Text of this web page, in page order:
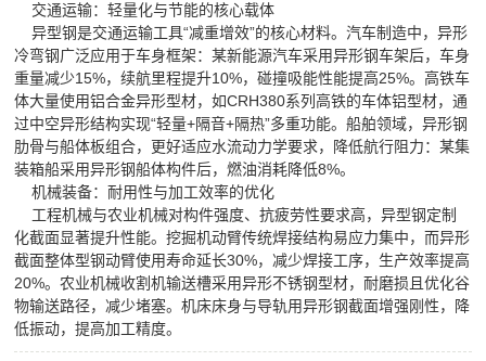
交通运输：轻量化与节能的核心载体
异型钢是交通运输工具“减重增效”的核心材料。汽车制造中，异形
冷弯钢广泛应用于车身框架：某新能源汽车采用异形钢车架后，车身
重量减少15%，续航里程提升10%，碰撞吸能性能提高25%。高铁车
体大量使用铝合金异形型材，如CRH380系列高铁的车体铝型材，通
过中空异形结构实现“轻量+隔音+隔热”多重功能。船舶领域，异形钢
肋骨与船体板组合，更好适应水流动力学要求，降低航行阻力：某集
装箱船采用异形钢船体构件后，燃油消耗降低8%。
机械装备：耐用性与加工效率的优化
工程机械与农业机械对构件强度、抗疲劳性要求高，异型钢定制
化截面显著提升性能。挖掘机动臂传统焊接结构易应力集中，而异形
截面整体型钢动臂使用寿命延长30%，减少焊接工序，生产效率提高
20%。农业机械收割机输送槽采用异形不锈钢型材，耐磨损且优化谷
物输送路径，减少堵塞。机床床身与导轨用异形钢截面增强刚性，降
低振动，提高加工精度。